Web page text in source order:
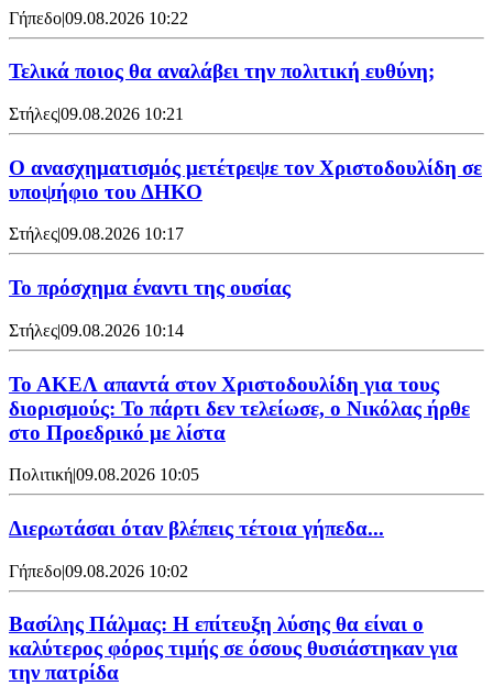
Γήπεδο|09.08.2026 10:22
Τελικά ποιος θα αναλάβει την πολιτική ευθύνη;
Στήλες|09.08.2026 10:21
Ο ανασχηματισμός μετέτρεψε τον Χριστοδουλίδη σε
υποψήφιο του ΔΗΚΟ
Στήλες|09.08.2026 10:17
Το πρόσχημα έναντι της ουσίας
Στήλες|09.08.2026 10:14
Το ΑΚΕΛ απαντά στον Χριστοδουλίδη για τους
διορισμούς: Το πάρτι δεν τελείωσε, ο Νικόλας ήρθε
στο Προεδρικό με λίστα
Πολιτική|09.08.2026 10:05
Διερωτάσαι όταν βλέπεις τέτοια γήπεδα...
Γήπεδο|09.08.2026 10:02
Βασίλης Πάλμας: Η επίτευξη λύσης θα είναι ο
καλύτερος φόρος τιμής σε όσους θυσιάστηκαν για
την πατρίδα